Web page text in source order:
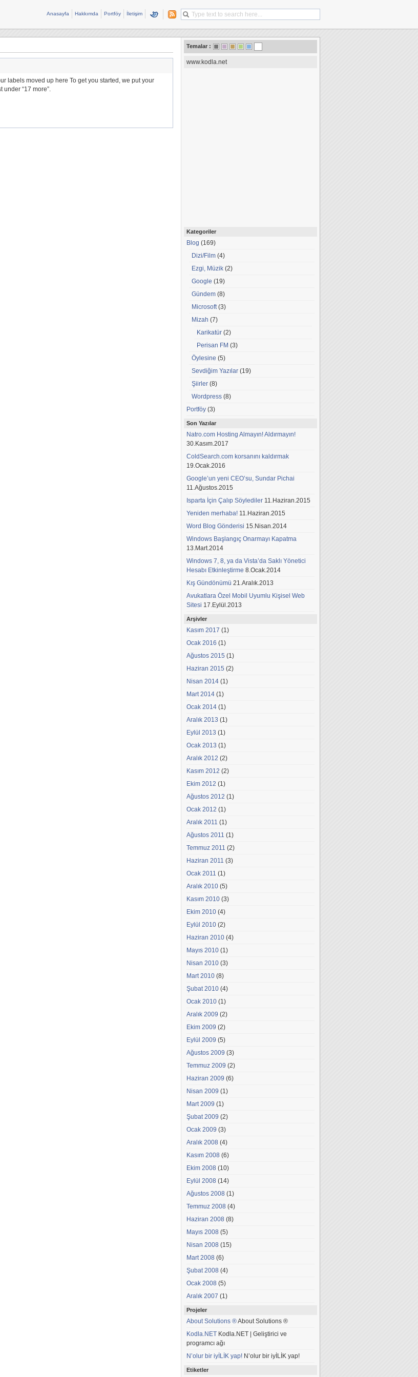
Anasayfa Hakkımda Portföy İletişim
labels moved up here To get you started, we put your
“17 more”.
Temalar :
www.kodla.net
Kategoriler
Blog (169)
Dizi/Film (4)
Ezgi, Müzik (2)
Google (19)
Gündem (8)
Microsoft(3)
Mizah (7)
Karikatür (2)
Perisan FM (3)
Öylesine (5)
Sevdiğim Yazılar (19)
Şiirler (8)
Wordpress (8)
Portföy (3)
Son Yazılar
Natro.com Hosting Almayın! Aldırmayın!
30.Kasım.2017
ColdSearch.com korsanını kaldırmak
19.Ocak.2016
Google’un yeni CEO’su, Sundar Pichai
11.Ağustos.2015
Isparta İçin Çalıp Söylediler 11.Haziran.2015
Yeniden merhaba! 11.Haziran.2015
Word Blog Gönderisi 15.Nisan.2014
Windows Başlangıç Onarmayı Kapatma
13.Mart.2014
Windows 7, 8, ya da Vista’da Saklı Yönetici
Hesabı Etkinleştirme 8.Ocak.2014
Kış Gündönümü 21.Aralık.2013
Avukatlara Özel Mobil Uyumlu Kişisel Web
Sitesi 17.Eylül.2013
Arşivler
Kasım 2017 (1)
Ocak 2016 (1)
Ağustos 2015 (1)
Haziran 2015 (2)
Nisan 2014 (1)
Mart 2014 (1)
Ocak 2014 (1)
Aralık 2013 (1)
Eylül 2013 (1)
Ocak 2013 (1)
Aralık 2012 (2)
Kasım 2012 (2)
Ekim 2012 (1)
Ağustos 2012 (1)
Ocak 2012 (1)
Aralık 2011 (1)
Ağustos 2011 (1)
Temmuz 2011 (2)
Haziran 2011 (3)
Ocak 2011 (1)
Aralık 2010 (5)
Kasım 2010 (3)
Ekim 2010 (4)
Eylül 2010 (2)
Haziran 2010 (4)
Mayıs 2010 (1)
Nisan 2010 (3)
Mart 2010 (8)
Şubat 2010 (4)
Ocak 2010 (1)
Aralık 2009 (2)
Ekim 2009 (2)
Eylül 2009 (5)
Ağustos 2009 (3)
Temmuz 2009 (2)
Haziran 2009 (6)
Nisan 2009 (1)
Mart 2009 (1)
Şubat 2009 (2)
Ocak 2009 (3)
Aralık 2008 (4)
Kasım 2008 (6)
Ekim 2008 (10)
Eylül 2008 (14)
Ağustos 2008 (1)
Temmuz 2008 (4)
Haziran 2008 (8)
Mayıs 2008 (5)
Nisan 2008 (15)
Mart 2008 (6)
Şubat 2008 (4)
Ocak 2008 (5)
Aralık 2007 (1)
Projeler
About Solutions ®About Solutions ®
Kodla.NET Kodla.NET | Geliştirici ve
programcı ağı
N’olur bir iyİLİK yap! N’olur bir iyİLİK yap!
Etiketler